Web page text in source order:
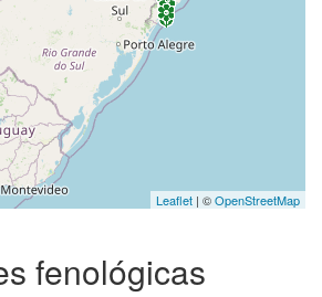
Leaflet | ©OpenStreetMap
fenológicas